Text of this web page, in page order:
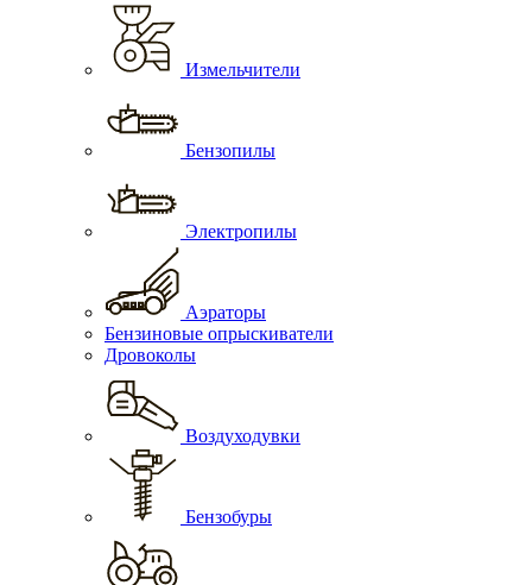
Измельчители
Бензопилы
Электропилы
Аэраторы
Бензиновые опрыскиватели
Дровоколы
Воздуходувки
Бензобуры